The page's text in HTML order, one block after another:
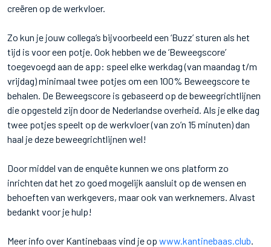
creëren op de werkvloer.
Zo kun je jouw collega’s bijvoorbeeld een ‘Buzz’ sturen als het
tijd is voor een potje. Ook hebben we de ‘Beweegscore’
toegevoegd aan de app: speel elke werkdag (van maandag t/m
vrijdag) minimaal twee potjes om een 100% Beweegscore te
behalen. De Beweegscore is gebaseerd op de beweegrichtlijnen
die opgesteld zijn door de Nederlandse overheid. Als je elke dag
twee potjes speelt op de werkvloer (van zo’n 15 minuten) dan
haal je deze beweegrichtlijnen wel!
Door middel van de enquête kunnen we ons platform zo
inrichten dat het zo goed mogelijk aansluit op de wensen en
behoeften van werkgevers, maar ook van werknemers. Alvast
bedankt voor je hulp!
Meer info over Kantinebaas vind je op www.kantinebaas.club